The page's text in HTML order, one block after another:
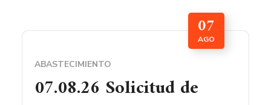
07
AGO
ABASTECIMIENTO
07.08.26 Solicitud de